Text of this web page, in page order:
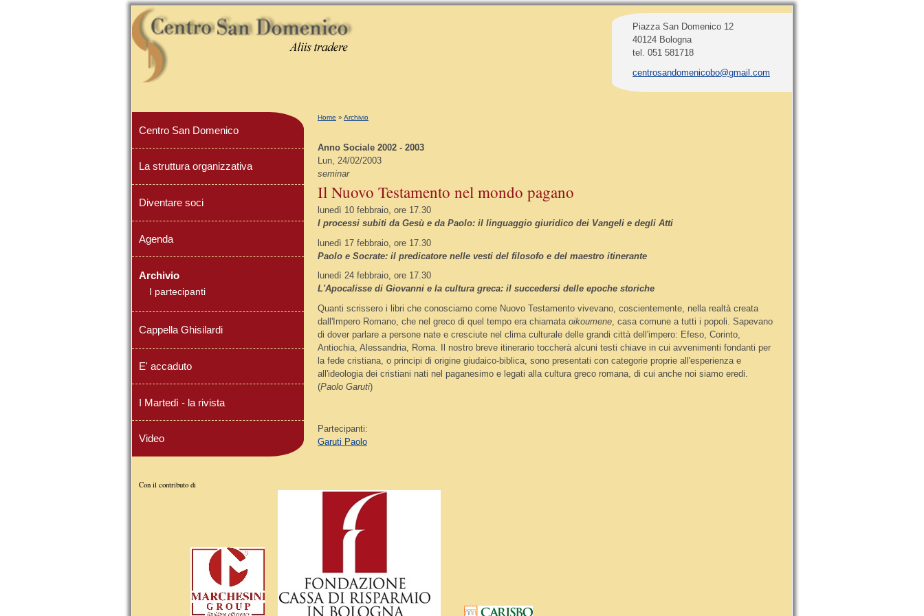
Piazza San Domenico 12
40124 Bologna
tel. 051 581718
centrosandomenicobo@gmail.com
Tu sei qui
Home » Archivio
Anno Sociale 2002 - 2003
Lun, 24/02/2003
seminar
Il Nuovo Testamento nel mondo pagano
lunedì 10 febbraio, ore 17.30
I processi subiti da Gesù e da Paolo: il linguaggio giuridico dei Vangeli e degli Atti
lunedì 17 febbraio, ore 17.30
Paolo e Socrate: il predicatore nelle vesti del filosofo e del maestro itinerante
lunedì 24 febbraio, ore 17.30
L'Apocalisse di Giovanni e la cultura greca: il succedersi delle epoche storiche
Quanti scrissero i libri che conosciamo come Nuovo Testamento vivevano, coscientemente, nella realtà creata
dall'Impero Romano, che nel greco di quel tempo era chiamata oikoumene, casa comune a tutti i popoli. Sapevano
di dover parlare a persone nate e cresciute nel clima culturale delle grandi città dell'impero: Efeso, Corinto,
Antiochia, Alessandria, Roma. Il nostro breve itinerario toccherà alcuni testi chiave in cui avvenimenti fondanti per
la fede cristiana, o principi di origine giudaico-biblica, sono presentati con categorie proprie all'esperienza e
all'ideologia dei cristiani nati nel paganesimo e legati alla cultura greco romana, di cui anche noi siamo eredi.
(Paolo Garuti)
Partecipanti:
Garuti Paolo
Centro San Domenico
La struttura organizzativa
Diventare soci
Agenda
Archivio
I partecipanti
Cappella Ghisilardi
E' accaduto
I Martedì - la rivista
Video
Con il contributo di